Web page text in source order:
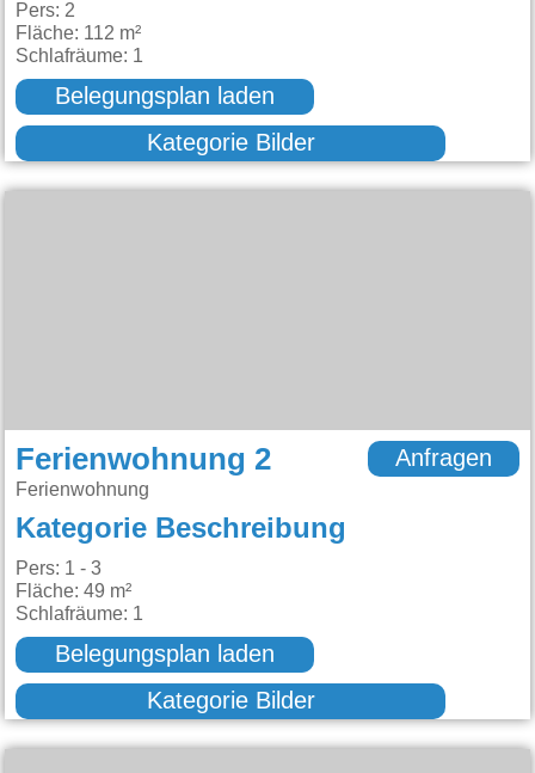
Pers: 2
Fläche: 112 m²
Schlafräume: 1
Belegungsplan laden
Kategorie Bilder
Ferienwohnung 2
Ferienwohnung
Anfragen
Kategorie Beschreibung
Pers: 1 - 3
Fläche: 49 m²
Schlafräume: 1
Belegungsplan laden
Kategorie Bilder